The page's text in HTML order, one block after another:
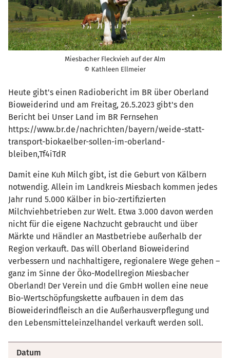
Miesbacher Fleckvieh auf der Alm
© Kathleen Ellmeier
Heute gibt's einen Radiobericht im BR über Oberland
Bioweiderind und am Freitag, 26.5.2023 gibt's den
Bericht bei Unser Land im BR Fernsehen
https://www.br.de/nachrichten/bayern/weide-statt-
transport-biokaelber-sollen-im-oberland-
bleiben,Tf4iTdR
Damit eine Kuh Milch gibt, ist die Geburt von Kälbern
notwendig. Allein im Landkreis Miesbach kommen jedes
Jahr rund 5.000 Kälber in bio-zertifizierten
Milchviehbetrieben zur Welt. Etwa 3.000 davon werden
nicht für die eigene Nachzucht gebraucht und über
Märkte und Händler an Mastbetriebe außerhalb der
Region verkauft. Das will Oberland Bioweiderind
verbessern und nachhaltigere, regionalere Wege gehen –
ganz im Sinne der Öko-Modellregion Miesbacher
Oberland! Der Verein und die GmbH wollen eine neue
Bio-Wertschöpfungskette aufbauen in dem das
Bioweiderindfleisch an die Außerhausverpflegung und
den Lebensmitteleinzelhandel verkauft werden soll.
Datum